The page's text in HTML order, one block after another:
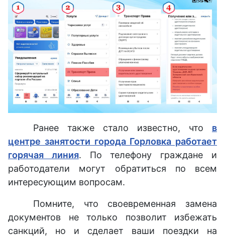
Ранее также стало известно, что в
центре занятости города Горловка работает
горячая линия. По телефону граждане и
работодатели могут обратиться по всем
интересующим вопросам.
Помните, что своевременная замена
документов не только позволит избежать
санкций, но и сделает ваши поездки на